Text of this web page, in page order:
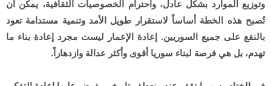
وتوزيع الموارد بشكل عادل، واحترام الخصوصيات الثقافية، يمكن أن
تُصبح هذه الخطة أساساً لاستقرار طويل الأمد وتنمية مستدامة تعود
بالنفع على جميع السوريين. إعادة الإعمار ليست مجرد إعادة بناء ما
تهدم، بل هي فرصة لبناء سوريا أقوى وأكثر عدالة وازدهاراً.